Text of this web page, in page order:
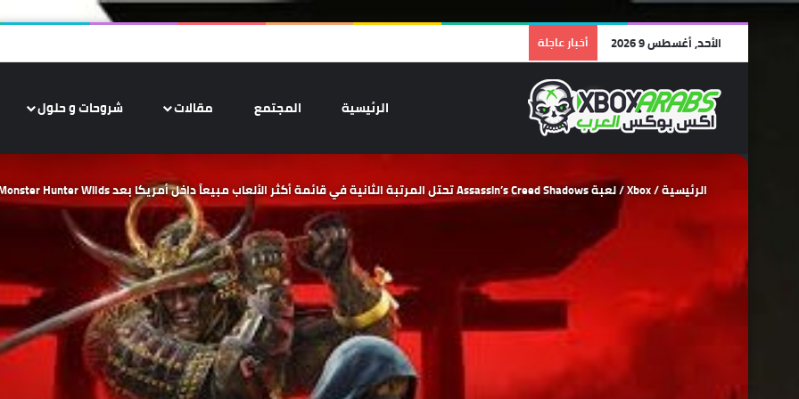
الأحد, أغسطس 9 2026 أخبار عاجلة
الرئيسية المجتمع مقالات شروحات و حلول
الرئيسية/
Xbox
/لعبة Assassin’s Creed Shadows تحتل المرتبة الثانية في قائمة أكثر الألعاب مبيعاً داخل أمريكا بعد Monster Hunter Wilds !